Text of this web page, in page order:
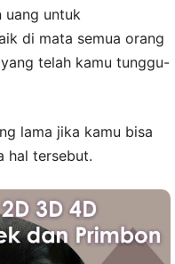
uang untuk
di mata semua orang
telah kamu tunggu-
lama jika kamu bisa
hal tersebut.